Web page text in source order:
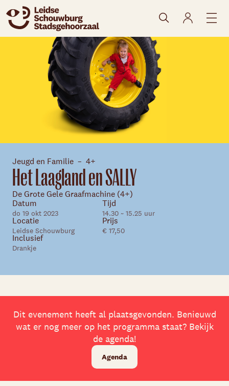
naar agenda
Jeugd en Familie 4+
Het Laagland en SALLY
De Grote Gele Graafmachine (4+)
Datum
do 19 okt 2023
Tijd
14.30 ~ 15.25 uur
Locatie
Leidse Schouwburg
Prijs
€ 17,50
Inclusief
Drankje
Dit evenement heeft al plaatsgevonden. Benieuwd
wat er nog meer op het programma staat? Bekijk
de agenda!
Agenda